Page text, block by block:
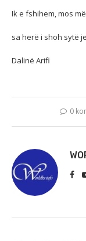
Ik e fshihem, mos
sa herë i shoh sytë
Dalinë Arifi
0